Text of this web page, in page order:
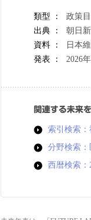
類型 ：
政策
出典 ：
朝日
資料 ：
日本
発表 ：
2026
関連する未来
索引検索
分野検索：
西暦検索：